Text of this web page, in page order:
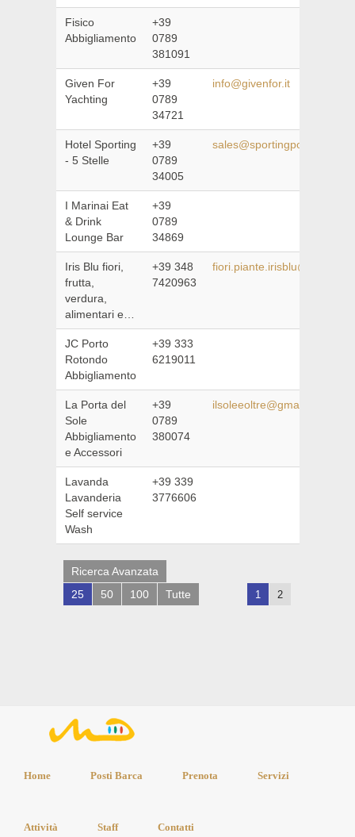
Fisico
Abbigliamento
+39
0789
381091
Given For
Yachting
+39
0789
34721
info@givenfor.it
Hotel Sporting
- 5 Stelle
+39
0789
34005
I Marinai Eat
& Drink
Lounge Bar
+39
0789
34869
Iris Blu fiori,
frutta,
verdura,
alimentari e…
+39 348
7420963
fiori.piante.irisblu@hotmail.it
JC Porto
Rotondo
Abbigliamento
+39 333
6219011
La Porta del
Sole
Abbigliamento
e Accessori
+39
0789
380074
ilsoleeoltre@gmail.com
Lavanda
Lavanderia
Self service
Wash
+39 339
3776606
Ricerca Avanzata
25
50 100 Tutte 1 2
Home Posti Barca Prenota Servizi
Attività Staff Contatti